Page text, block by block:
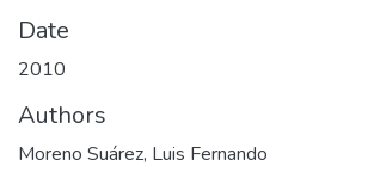
Date
2010
Authors
Moreno Suárez, Luis Fernando